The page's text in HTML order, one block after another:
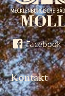
Facebook
Kontakt